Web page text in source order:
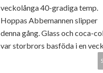
veckolånga 40-gradiga temp.
Hoppas Abbemannen slipper
denna gång. Glass och coca-
var storbrors basföda i en